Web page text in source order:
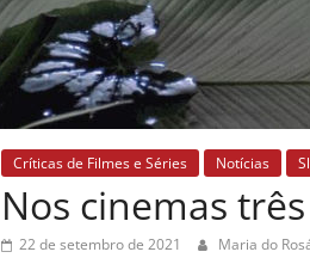
Críticas de Filmes e Séries Notícias
Nos cinemas
22 de setembro de 2021 Maria do